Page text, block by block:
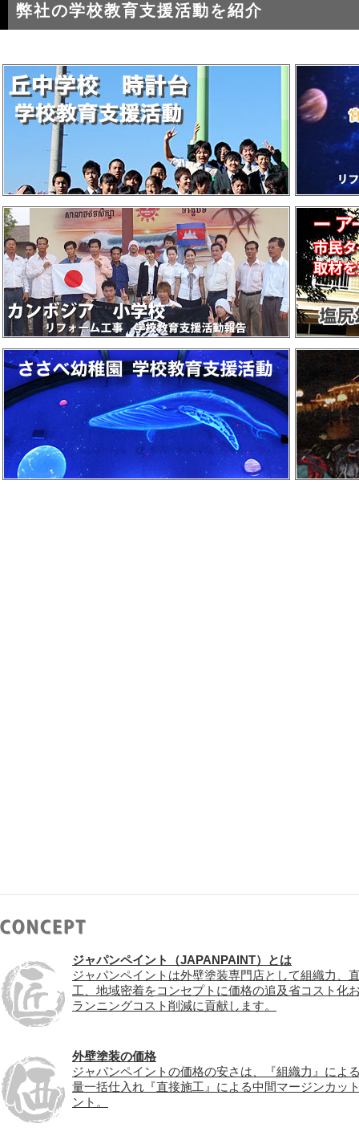
弊社の学校教育支援活動を紹介
ジャパンペイント（JAPANPAINT）とは
ジャパンペイントは外壁塗装専門店として組織力、
工、地域密着をコンセプトに価格の追及省コスト化
ランニングコスト削減に貢献します。
外壁塗装の価格
ジャパンペイントの価格の安さは、『組織力』によ
量一括仕入れ『直接施工』による中間マージンカッ
ント。